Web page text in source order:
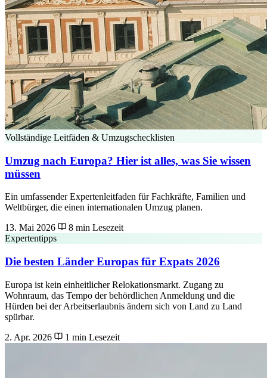
Vollständige Leitfäden & Umzugschecklisten
Umzug nach Europa? Hier ist alles, was Sie wissen
müssen
Ein umfassender Expertenleitfaden für Fachkräfte, Familien und
Weltbürger, die einen internationalen Umzug planen.
13. Mai 2026
8 min Lesezeit
Expertentipps
Die besten Länder Europas für Expats 2026
Europa ist kein einheitlicher Relokationsmarkt. Zugang zu
Wohnraum, das Tempo der behördlichen Anmeldung und die
Hürden bei der Arbeitserlaubnis ändern sich von Land zu Land
spürbar.
2. Apr. 2026
1 min Lesezeit